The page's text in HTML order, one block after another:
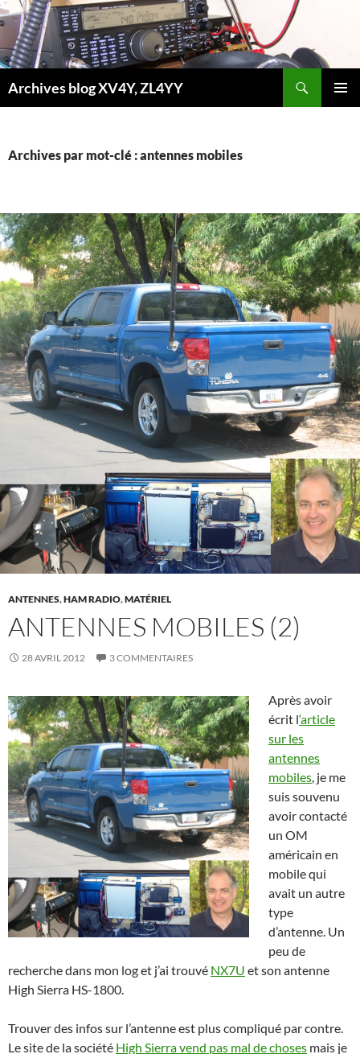
Aller
au
contenu
Archives blog XV4Y, ZL4YY
Archives par mot-clé : antennes mobiles
ANTENNES,HAM RADIO,MATÉRIEL
ANTENNES MOBILES (2)
28 AVRIL 2012 3 COMMENTAIRES
Après avoir
écrit l‘article
sur les
antennes
mobiles, je me
suis souvenu
avoir contacté
un OM
américain en
mobile qui
avait un autre
type
d’antenne. Un
peu de
recherche dans mon log et j’ai trouvé NX7U et son antenne
High Sierra HS-1800.
Trouver des infos sur l’antenne est plus compliqué par contre.
Le site de la société High Sierra vend pas mal de choses mais je